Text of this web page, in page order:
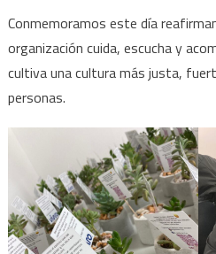
Conmemoramos este día
organización cuida, escucha y
cultiva una cultura más justa,
personas.